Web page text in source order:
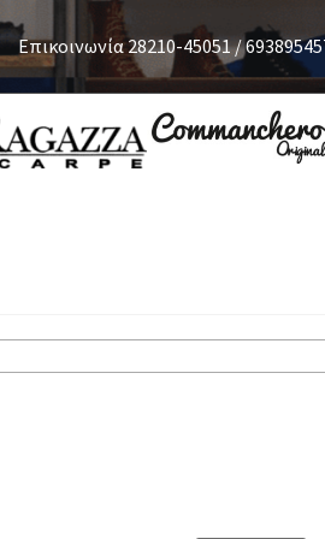
Επικοινωνία 28210-45051 /